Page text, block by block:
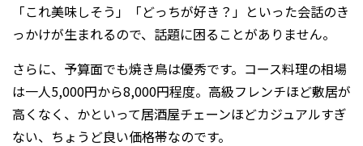
「これ美味しそう」「どっちが好き？」といった会話のき
っかけが生まれるので、話題に困ることがありません。
さらに、予算面でも焼き鳥は優秀です。コース料理の相場
は一人5,000円から8,000円程度。高級フレンチほど敷居が
高くなく、かといって居酒屋チェーンほどカジュアルすぎ
ない、ちょうど良い価格帯なのです。